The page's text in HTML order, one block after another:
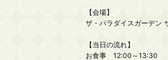
【会場】
ザ・パラダイスガーデン
【当日の流れ】
お食事 12:00～13:30